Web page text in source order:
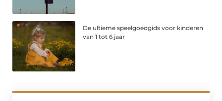
De ultieme speelgoedgids voor kinderen
van 1 tot 6 jaar